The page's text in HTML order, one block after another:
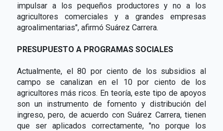
impulsar a los pequeños productores y no a los
agricultores comerciales y a grandes empresas
agroalimentarias", afirmó Suárez Carrera.
PRESUPUESTO A PROGRAMAS SOCIALES
Actualmente, el 80 por ciento de los subsidios al
campo se canalizan en el 10 por ciento de los
agricultores más ricos. En teoría, este tipo de apoyos
son un instrumento de fomento y distribución del
ingreso, pero, de acuerdo con Suárez Carrera, tienen
que ser aplicados correctamente, "no porque los